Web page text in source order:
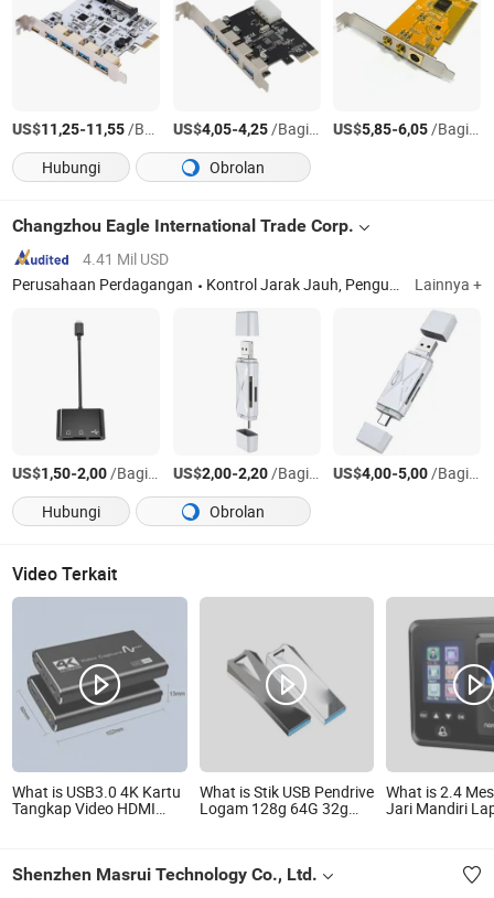
US$11,25-11,55/Bagian US$4,05-4,25/Bagian US$5,85-6,05/Bagian
Hubungi
Obrolan
Changzhou Eagle International Trade Corp.
4.41 Mil USD
Perusahaan Perdagangan
Kontrol Jarak Jauh, Penguat Mobil, Pembicara, Penyeimbang, Modulator, Pemisah, Komponen Elektronik, Mobil MP3 Pemain, dll Lainnya +
US$1,50-2,00/Bagian US$2,00-2,20/Bagian US$4,00-5,00/Bagian
Hubungi
Obrolan
Video Terkait
What is USB3.0 4K Kartu
Tangkap Video HDMI
What is Stik USB Pendrive
Logam 128g 64G 32g
What is 2.4
Jari Mandiri
dengan USB
Shenzhen Masrui Technology Co., Ltd.